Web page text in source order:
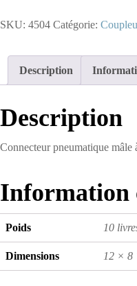
Connecteur
SKU: 4504 Catégorie:
Description
Description
Connecteur pneumatique mâle
Information
Poids 10
Dimensions 12 × 8